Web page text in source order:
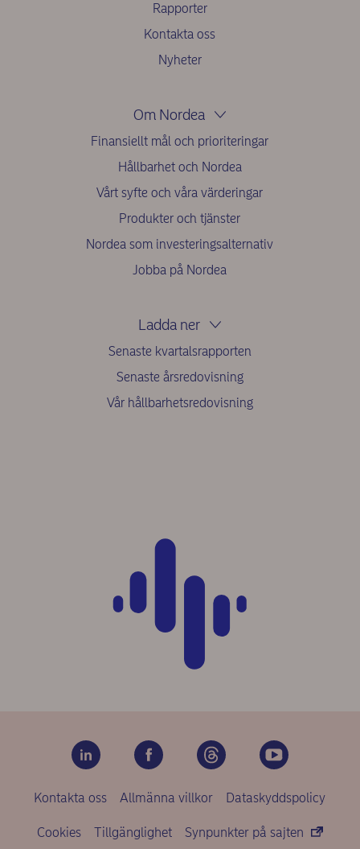
Rapporter
Kontakta oss
Nyheter
Om Nordea
Finansiellt mål och prioriteringar
Hållbarhet och Nordea
Vårt syfte och våra värderingar
Produkter och tjänster
Nordea som investeringsalternativ
Jobba på Nordea
Ladda ner
Senaste kvartalsrapporten
Senaste årsredovisning
Vår hållbarhetsredovisning
Kontakta oss Allmänna villkor Dataskyddspolicy
Cookies Tillgänglighet Synpunkter på sajten